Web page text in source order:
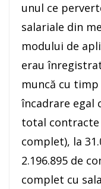
unul ce
salariale din
modului de
erau
muncă cu
încadrare egal
total contracte
complet), la
2.196.895 de
complet cu